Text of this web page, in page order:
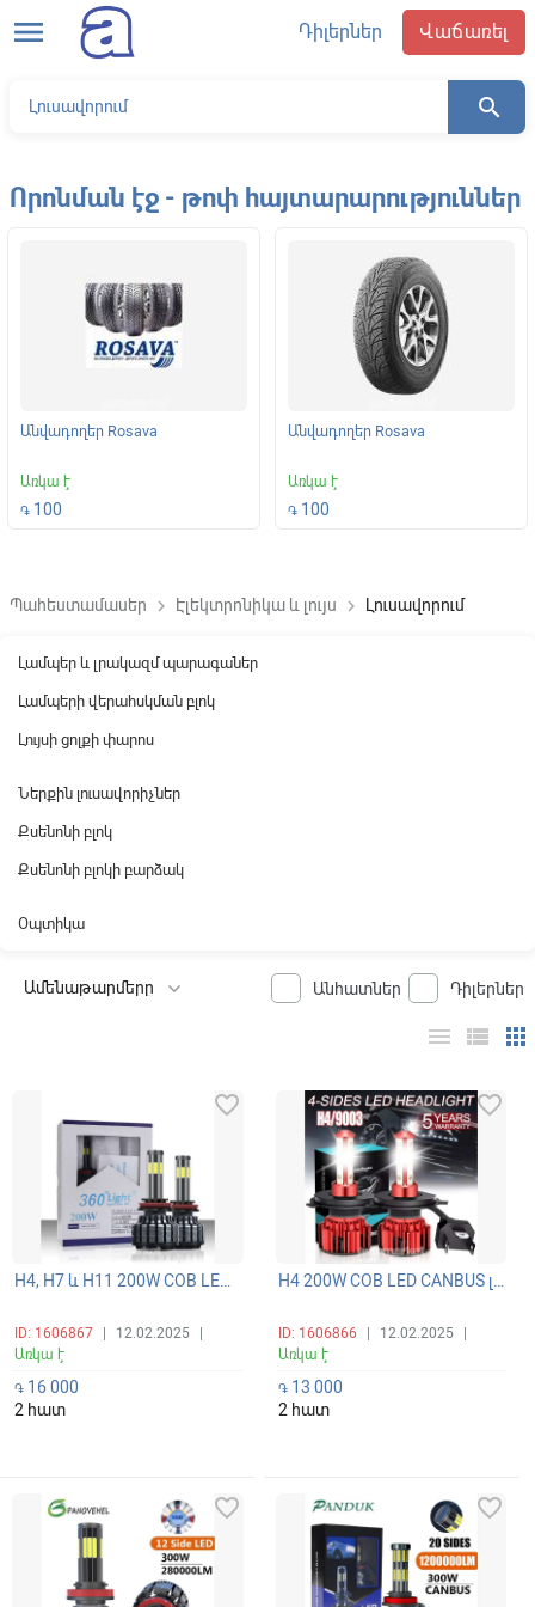
menu Դիլերներ Վաճառել
search
Որոնման էջ - թոփ հայտարարություններ
Անվադողեր Rosava
Առկա է
֏ 100
Անվադողեր Rosava
Առկա է
֏ 100
Պահեստամասեր keyboard_arrow_right Էլեկտրոնիկա և լույս keyboard_arrow_right Լուսավորում
Լամպեր և լրակազմ պարագաներ
Լամպերի վերահսկման բլոկ
Լույսի ցոլքի փարոս
Ներքին լուսավորիչներ
Քսենոնի բլոկ
Քսենոնի բլոկի բարձակ
Օպտիկա
Անհատներ Դիլերներ
apps
view_list
menu
H4, H7 և H11 200W COB LED CANBUS լուսարձակի ունիվերսալ գերպայծառ 6 կողմանի լամպեր 360 բարձր/ցածր (դալնի/բլիժնի) ճառագայթով 6000K
ID: 1606867 12.02.2025
Առկա է
favorite_border
֏ 16 000
2 հատ
H4 200W COB LED CANBUS լուսարձակի ունիվերսալ գերպայծառ 4 կողմանի 360 բարձր/ցածր (դալնի/բլիժնի) ճառագայթով լամպեր 6000K
ID: 1606866 12.02.2025
Առկա է
favorite_border
֏13 000
2 հատ
favorite_border favorite_border